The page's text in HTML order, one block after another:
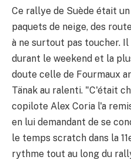
Ce rallye de Suède était
paquets de neige, des
à ne surtout pas toucher.
durant le weekend et la
doute celle de Fourmaux
Tänak au ralenti. "C'était
copilote Alex Coria l'a
en lui demandant de se
le temps scratch dans la
rythme tout au long du